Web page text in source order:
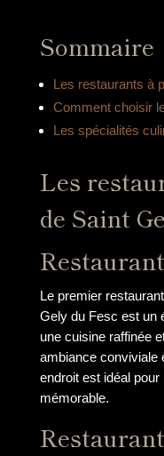
Sommaire
Les restaurants à
Comment choisir
Les spécialités
Les
de Saint
Le premier
Gely du Fesc est un
une cuisine raffinée
ambiance conviviale
endroit est idéal
mémorable.